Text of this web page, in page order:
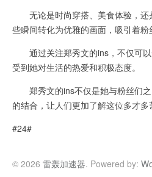
无论是时尚穿搭、美食体验，还
些瞬间转化为优雅的画面，吸引着粉
通过关注郑秀文的ins，不仅可以
受到她对生活的热爱和积极态度。
郑秀文的ins不仅是她与粉丝们之
的结合，让人们更加了解这位多才多
#24#
© 2026 雷轰加速器. Powered by: